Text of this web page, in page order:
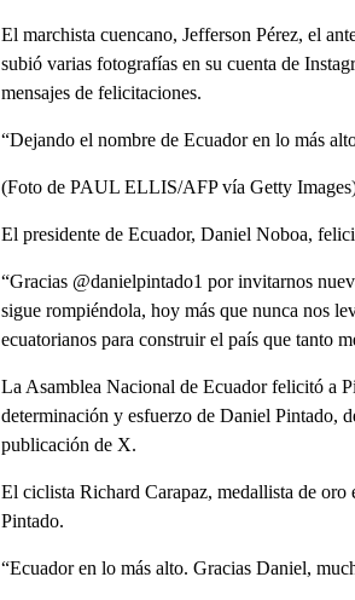
El marchista cuencano, Jefferson Pérez, el
subió varias fotografías en su cuenta de
mensajes de felicitaciones.
“Dejando el nombre de Ecuador en lo más
(Foto de PAUL ELLIS/AFP vía Getty
El presidente de Ecuador, Daniel Noboa,
“Gracias @danielpintado1 por invitarnos
sigue rompiéndola, hoy más que nunca nos
ecuatorianos para construir el país que tanto
La Asamblea Nacional de Ecuador felicitó a
determinación y esfuerzo de Daniel Pintado,
publicación de X.
El ciclista Richard Carapaz, medallista de
Pintado.
“Ecuador en lo más alto. Gracias Daniel,